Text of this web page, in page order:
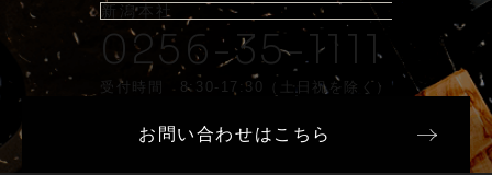
新潟本社
0256-35-1111
受付時間 8:30-17:30（土日祝を除く）
お問い合わせはこちら